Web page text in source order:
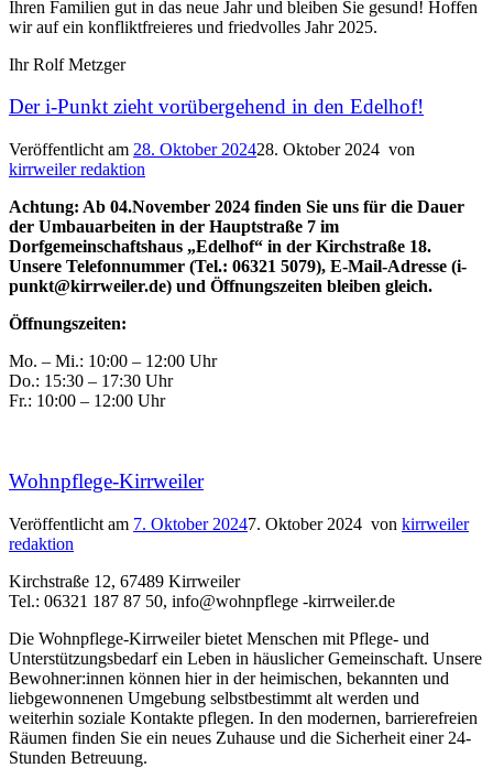
Ihren Familien gut in das neue Jahr und bleiben Sie gesund! Hoffen
wir auf ein konfliktfreieres und friedvolles Jahr 2025.
Ihr Rolf Metzger
Der i-Punkt zieht vorübergehend in den Edelhof!
Veröffentlicht am 28. Oktober 202428. Oktober 2024 von
kirrweiler redaktion
Achtung: Ab 04.November 2024 finden Sie uns für die Dauer
der Umbauarbeiten in der Hauptstraße 7 im
Dorfgemeinschaftshaus „Edelhof“ in der Kirchstraße 18.
Unsere Telefonnummer (Tel.: 06321 5079), E-Mail-Adresse (i-
punkt@kirrweiler.de) und Öffnungszeiten bleiben gleich.
Öffnungszeiten:
Mo. – Mi.: 10:00 – 12:00 Uhr
Do.: 15:30 – 17:30 Uhr
Fr.: 10:00 – 12:00 Uhr
Wohnpflege-Kirrweiler
Veröffentlicht am 7. Oktober 20247. Oktober 2024 von kirrweiler
redaktion
Kirchstraße 12, 67489 Kirrweiler
Tel.: 06321 187 87 50, info@wohnpflege -kirrweiler.de
Die Wohnpflege-Kirrweiler bietet Menschen mit Pflege- und
Unterstützungsbedarf ein Leben in häuslicher Gemeinschaft. Unsere
Bewohner:innen können hier in der heimischen, bekannten und
liebgewonnenen Umgebung selbstbestimmt alt werden und
weiterhin soziale Kontakte pflegen. In den modernen, barrierefreien
Räumen finden Sie ein neues Zuhause und die Sicherheit einer 24-
Stunden Betreuung.